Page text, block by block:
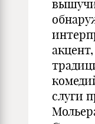
слуги